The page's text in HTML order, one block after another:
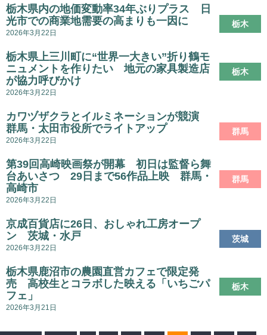
栃木
栃木県内の地価変動率34年ぶりプラス 日
光市での商業地需要の高まりも一因に
2026年3月22日
栃木
栃木県上三川町に“世界一大きい”折り鶴モ
ニュメントを作りたい 地元の家具製造店
が協力呼びかけ
2026年3月22日
群馬
カワヅザクラとイルミネーションが競演
群馬・太田市役所でライトアップ
2026年3月22日
群馬
第39回高崎映画祭が開幕 初日は監督ら舞
台あいさつ 29日まで56作品上映 群馬・
高崎市
2026年3月22日
茨城
京成百貨店に26日、おしゃれ工房オープ
ン 茨城・水戸
2026年3月22日
栃木
栃木県鹿沼市の農園直営カフェで限定発
売 高校生とコラボした映える「いちごパ
フェ」
2026年3月21日